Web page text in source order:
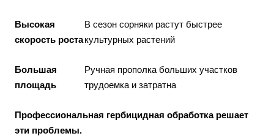
Высокая
скорость роста
В сезон сорняки растут быстрее
культурных растений
Большая
площадь
Ручная прополка больших участков
трудоемка и затратна
Профессиональная гербицидная обработка решает
эти проблемы.